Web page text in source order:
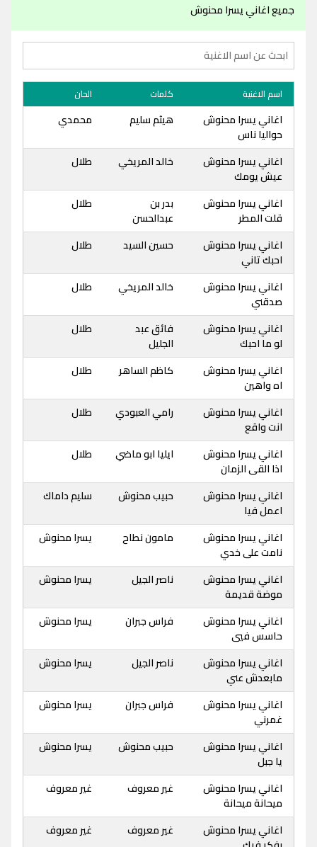
جميع اغاني يسرا محنوش
اسم الاغنية كلمات الحان
اغاني يسرا محنوش
حواليا ناس
هيثم سليم محمدي
اغاني يسرا محنوش
عيش يومك
خالد المريخي طلال
اغاني يسرا محنوش
قلت المطر
بدر بن
عبدالحسن
طلال
اغاني يسرا محنوش
احبك تاني
حسين السيد طلال
اغاني يسرا محنوش
صدقني
خالد المريخي طلال
اغاني يسرا محنوش
لو ما احبك
فائق عبد
الجليل
طلال
اغاني يسرا محنوش
اه واهين
كاظم الساهر طلال
اغاني يسرا محنوش
انت واقع
رامي العبودي طلال
اغاني يسرا محنوش
اذا القى الزمان
ايليا ابو ماضي طلال
اغاني يسرا محنوش
اعمل فيا
حبيب محنوش سليم داماك
اغاني يسرا محنوش
نامت على خدي
مامون نطاح يسرا محنوش
اغاني يسرا محنوش
موضة قديمة
ناصر الجيل يسرا محنوش
اغاني يسرا محنوش
حاسس فيي
فراس جبران يسرا محنوش
اغاني يسرا محنوش
مابعدش عني
ناصر الجيل يسرا محنوش
اغاني يسرا محنوش
غمرني
فراس جبران يسرا محنوش
اغاني يسرا محنوش
يا جبل
حبيب محنوش يسرا محنوش
اغاني يسرا محنوش
ميحانة ميحانة
غير معروف غير معروف
اغاني يسرا محنوش
غير معروف غير معروف